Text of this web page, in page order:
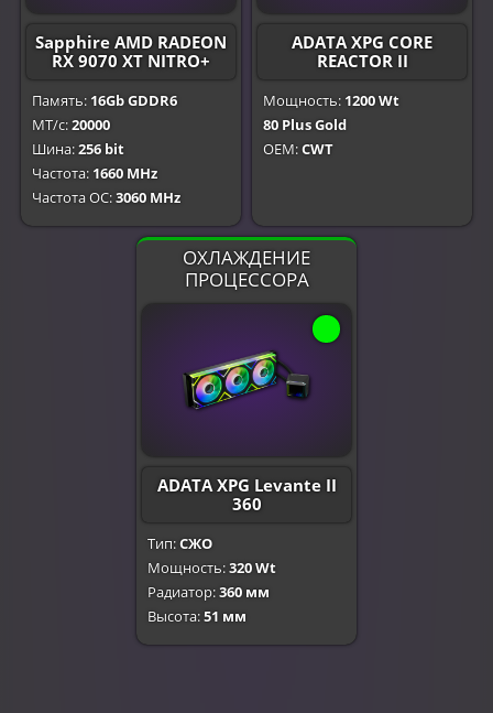
Sapphire AMD RADEON
RX 9070 XT NITRO+
Память: 16Gb GDDR6
МТ/с:20000
Шина:256 bit
Частота: 1660 MHz
Частота OC:3060 MHz
ADATA XPG CORE
REACTOR II
Мощность: 1200 Wt
80 Plus Gold
OEM:CWT
ОХЛАЖДЕНИЕ
ПРОЦЕССОРА
ADATA XPG Levante II
360
Тип:СЖО
Мощность:320 Wt
Радиатор:360 мм
Высота:51 мм